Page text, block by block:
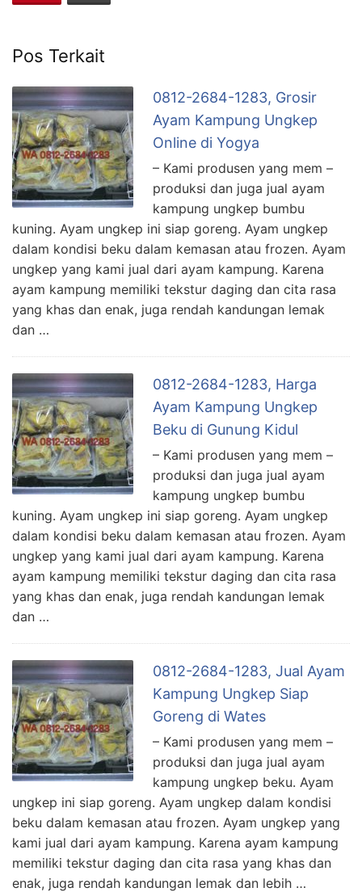
Pos Terkait
0812-2684-1283, Grosir
Ayam Kampung Ungkep
Online di Yogya
– Kami produsen yang mem –
produksi dan juga jual ayam
kampung ungkep bumbu
kuning. Ayam ungkep ini siap goreng. Ayam ungkep
dalam kondisi beku dalam kemasan atau frozen. Ayam
ungkep yang kami jual dari ayam kampung. Karena
ayam kampung memiliki tekstur daging dan cita rasa
yang khas dan enak, juga rendah kandungan lemak
dan …
0812-2684-1283, Harga
Ayam Kampung Ungkep
Beku di Gunung Kidul
– Kami produsen yang mem –
produksi dan juga jual ayam
kampung ungkep bumbu
kuning. Ayam ungkep ini siap goreng. Ayam ungkep
dalam kondisi beku dalam kemasan atau frozen. Ayam
ungkep yang kami jual dari ayam kampung. Karena
ayam kampung memiliki tekstur daging dan cita rasa
yang khas dan enak, juga rendah kandungan lemak
dan …
0812-2684-1283, Jual Ayam
Kampung Ungkep Siap
Goreng di Wates
– Kami produsen yang mem –
produksi dan juga jual ayam
kampung ungkep beku. Ayam
ungkep ini siap goreng. Ayam ungkep dalam kondisi
beku dalam kemasan atau frozen. Ayam ungkep yang
kami jual dari ayam kampung. Karena ayam kampung
memiliki tekstur daging dan cita rasa yang khas dan
enak, juga rendah kandungan lemak dan lebih …